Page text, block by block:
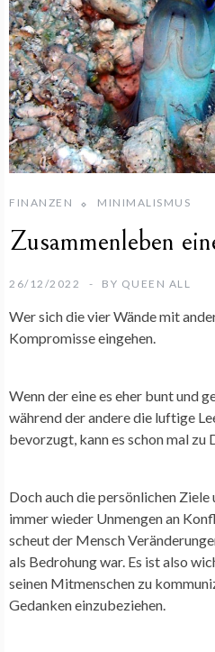
FINANZEN MINIMALISMUS
Zusammenleben
26/12/2022 BY QUEEN ALL
Wer sich die vier Wände mit
Kompromisse eingehen.
Wenn der eine es eher bunt und
während der andere die luftige
bevorzugt, kann es schon mal zu
Doch auch die persönlichen
immer wieder Unmengen an
scheut der Mensch
als Bedrohung war. Es ist also
seinen Mitmenschen zu
Gedanken einzubeziehen.